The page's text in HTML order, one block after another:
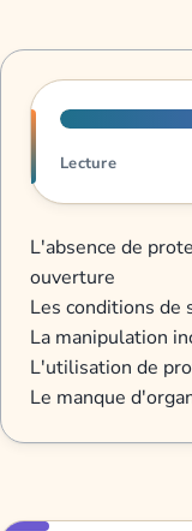
Progression de
Lecture
L'absence de
ouverture
Les conditions de
La manipulation
L'utilisation de
Le manque